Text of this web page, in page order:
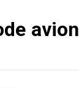
avion